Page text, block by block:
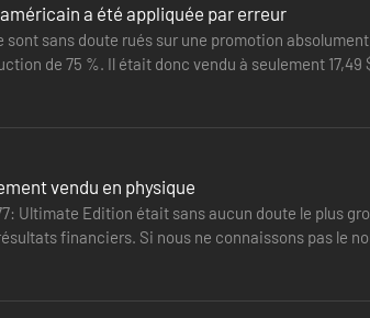
a été appliquée par erreur
sans doute rués sur une promotion
de 75 %. Il était donc vendu à seulement
vendu en physique
Ultimate Edition était sans aucun doute le plus
financiers. Si nous ne connaissons pas le